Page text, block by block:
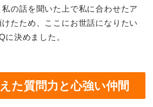
の話を聞いた上で私に合わせたア
けたため、ここにお世話になりたい
に決めました。
た質問力と心強い仲間